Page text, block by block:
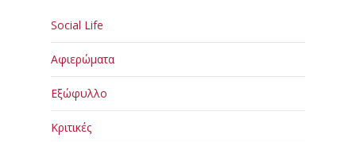
Social Life
Αφιερώματα
Εξώφυλλο
Κριτικές